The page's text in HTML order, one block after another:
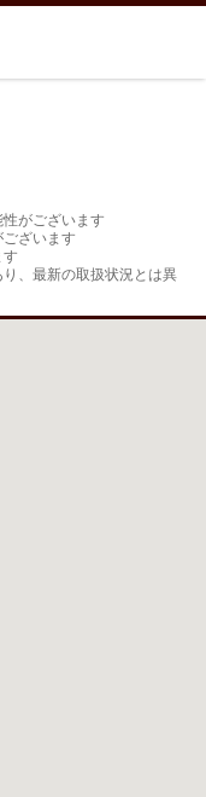
がございます
ざいます
、最新の取扱状況とは異